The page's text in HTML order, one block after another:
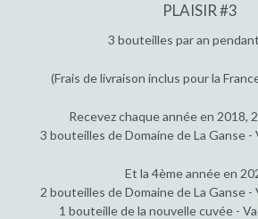
PLAISIR #3
3 bouteilles par an
(Frais de livraison inclus pour la
Recevez chaque année en 2018,
3 bouteilles de Domaine de La Ganse -
Et la 4ème année en
2 bouteilles de Domaine de La Ganse -
1 bouteille de la nouvelle cuvée -